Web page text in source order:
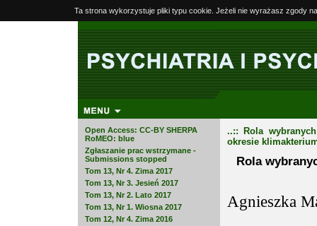
Ta strona wykorzystuje pliki typu cookie. Jeżeli nie wyrażasz zgody
Open Access: CC-BY SHERPA
RoMEO: blue
Zgłaszanie prac wstrzymane -
Submissions stopped
Tom 13, Nr 4. Zima 2017
Tom 13, Nr 3. Jesień 2017
Tom 13, Nr 2. Lato 2017
Tom 13, Nr 1. Wiosna 2017
Tom 12, Nr 4. Zima 2016
..:: Rola
okresie
Rola
Agnieszka